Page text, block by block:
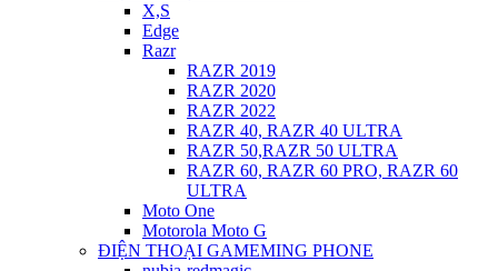
X,S
Edge
Razr
RAZR 2019
RAZR 2020
RAZR 2022
RAZR 40, RAZR 40 ULTRA
RAZR 50,RAZR 50 ULTRA
RAZR 60, RAZR 60 PRO, RAZR 60
ULTRA
Moto One
Motorola Moto G
ĐIỆN THOẠI GAMEMING PHONE